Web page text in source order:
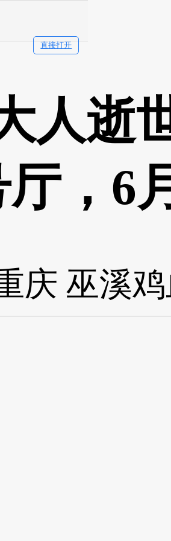
直接打开
人逝
，6
庆 巫溪